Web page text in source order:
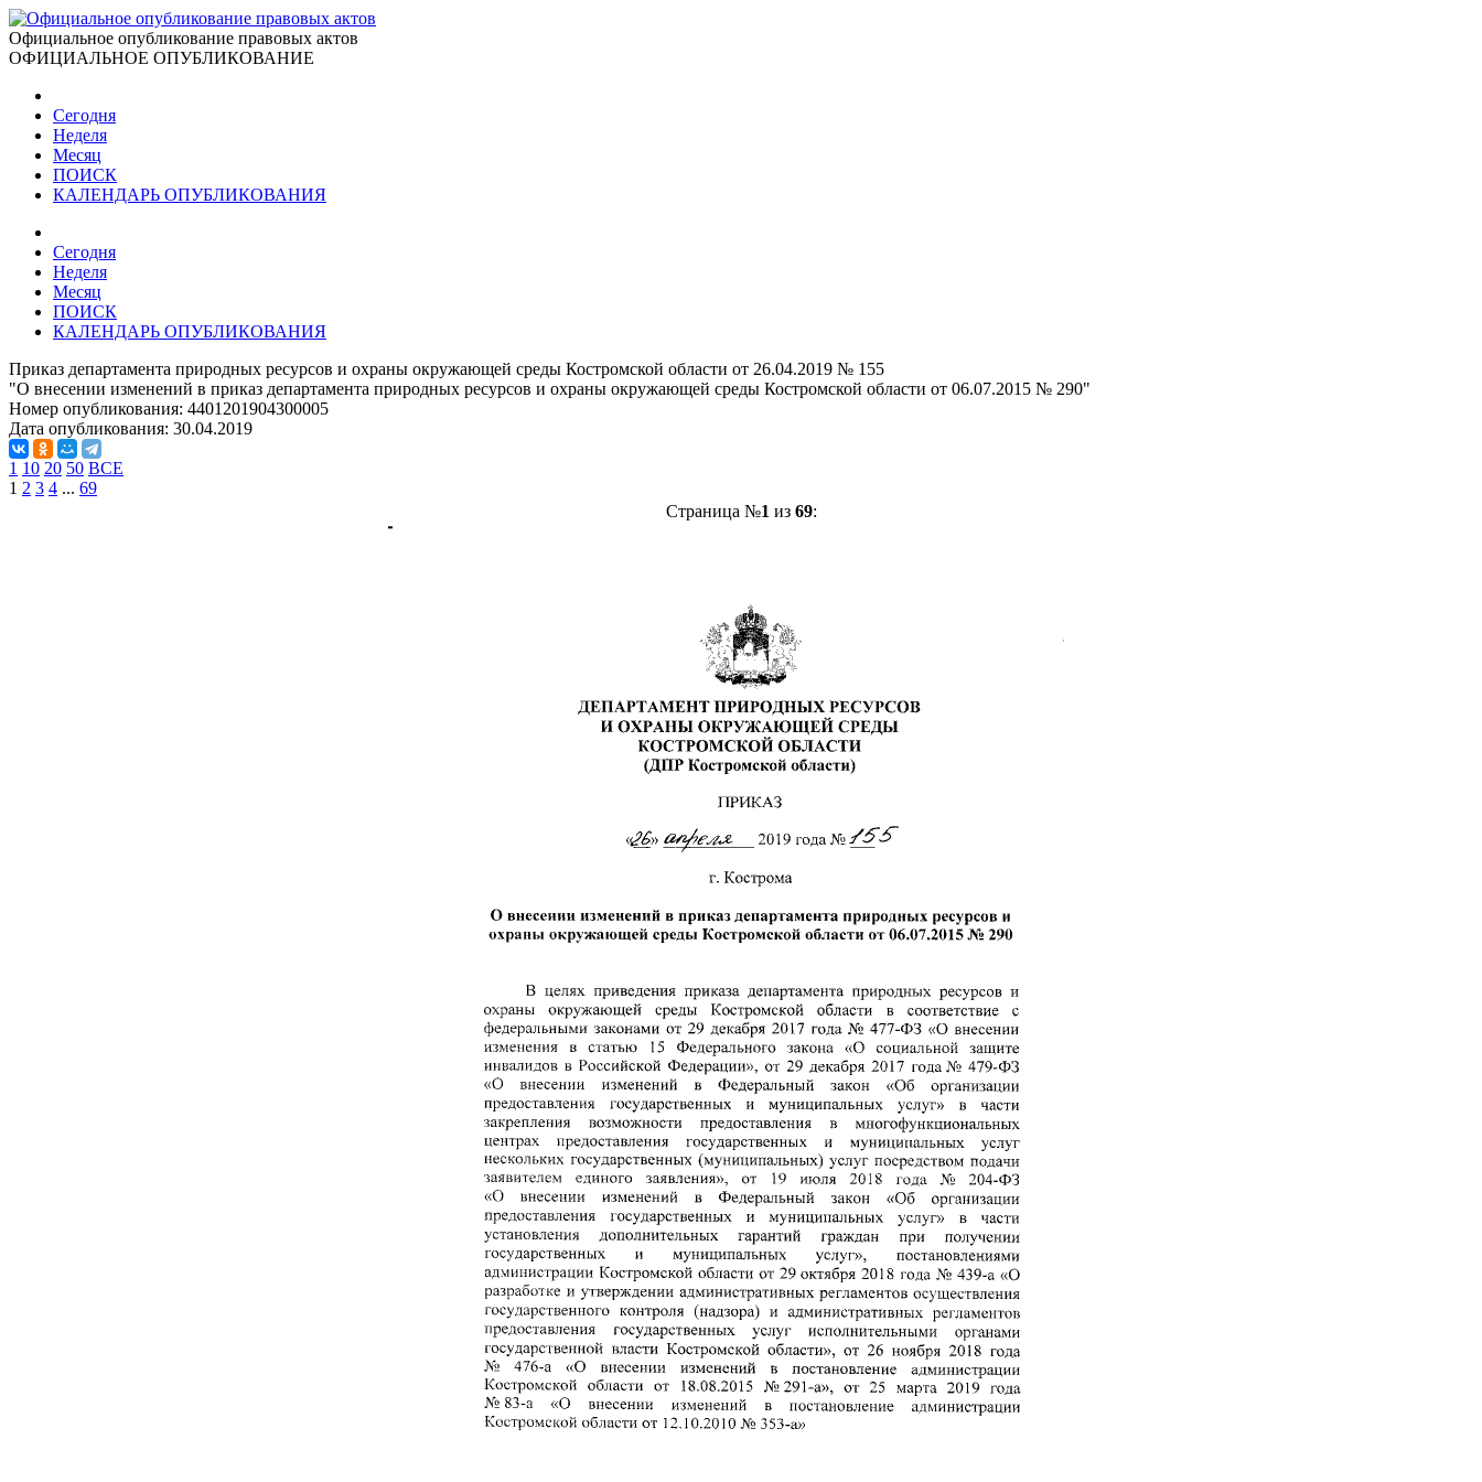
Официальное опубликование правовых актов
ОФИЦИАЛЬНОЕ ОПУБЛИКОВАНИЕ
Сегодня
Неделя
Месяц
ПОИСК
КАЛЕНДАРЬ ОПУБЛИКОВАНИЯ
Сегодня
Неделя
Месяц
ПОИСК
КАЛЕНДАРЬ ОПУБЛИКОВАНИЯ
Приказ департамента природных ресурсов и охраны окружающей среды Костромской области от 26.04.2019 № 155
"О внесении изменений в приказ департамента природных ресурсов и охраны окружающей среды Костромской области от 06.07.2015 № 290"
Номер опубликования: 4401201904300005
Дата опубликования: 30.04.2019
1 10 20 50 ВСЕ
1 2 3 4 ... 69
Страница №1 из 69: